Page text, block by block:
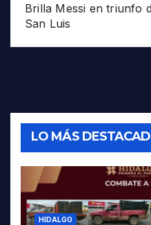
Brilla Messi en triunfo
San Luis
LO MÁS
HIDALGO